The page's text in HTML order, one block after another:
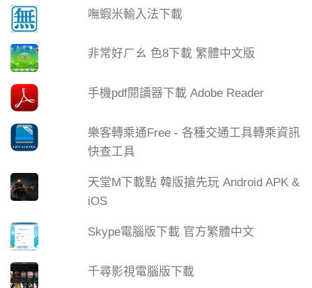
嘸蝦米輸入法下載
非常好ㄏㄠ 色8下載 繁體中文版
手機pdf閱讀器下載 Adobe Reader
樂客轉乘通Free - 各種交通工具轉乘資訊
快查工具
天堂M下載點 韓版搶先玩 Android APK &
iOS
Skype電腦版下載 官方繁體中文
千尋影視電腦版下載